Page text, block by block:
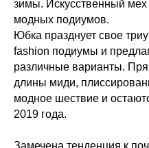
зимы. Искусственный
модных подиумов.
Юбка празднует свое
fashion подиумы и
различные варианты.
длины миди,
модное шествие и
2019 года.